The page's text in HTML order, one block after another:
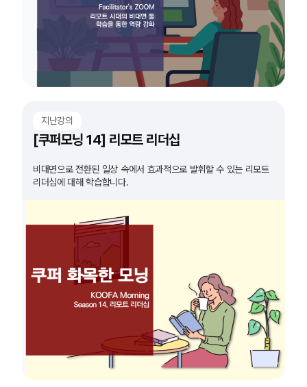
지난강의
[쿠퍼모닝 14] 리모트 리더십
비대면으로 전환된 일상 속에서 효과적으로 발휘할 수 있는 리모트
리더십에 대해 학습합니다.